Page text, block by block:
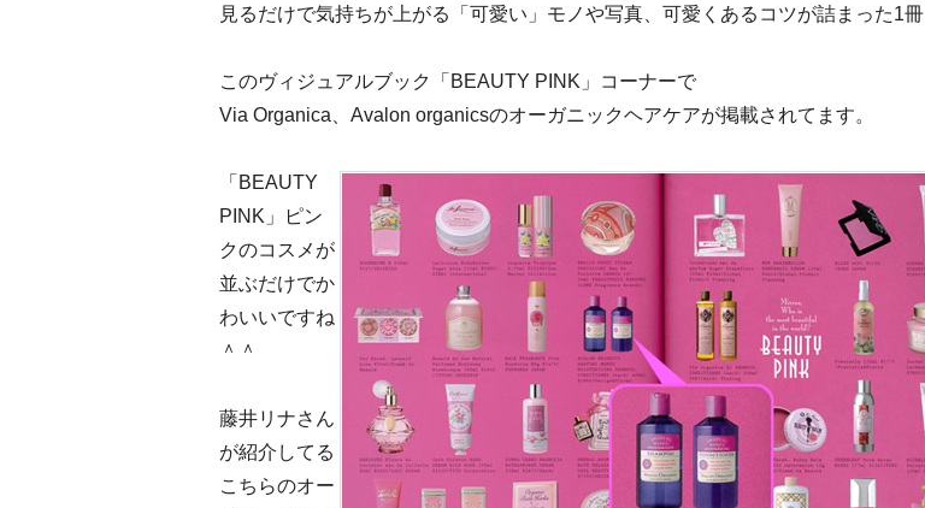
見るだけで気持ちが上がる「可愛い」モノや写真、可愛くあるコツが詰まった1冊
このヴィジュアルブック「BEAUTY PINK」コーナーで
Via Organica、Avalon organicsのオーガニックヘアケアが掲載されてます。
「BEAUTY
PINK」ピン
クのコスメが
並ぶだけでか
わいいですね
＾＾
藤井リナさん
が紹介してる
こちらのオー